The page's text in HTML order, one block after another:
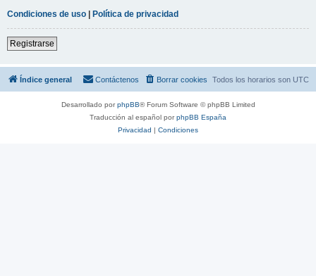
Condiciones de uso | Política de privacidad
Registrarse
Índice general Todos los horarios son UTC
Borrar cookies
Contáctenos
Desarrollado porphpBB® Forum Software © phpBB Limited
Traducción al español porphpBB España
Privacidad | Condiciones